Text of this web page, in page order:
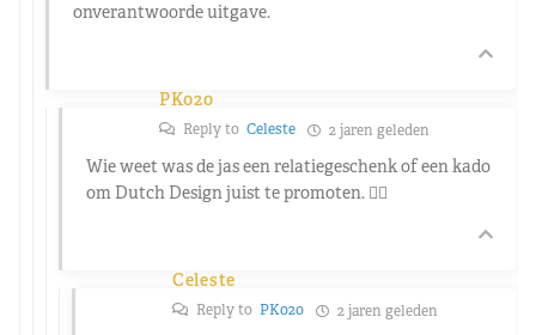
onverantwoorde uitgave.
PK020
Reply to Celeste 2 jaren geleden
Wie weet was de jas een relatiegeschenk of een kado
om Dutch Design juist te promoten. 👍🏼
Celeste
Reply to PK020 2 jaren geleden